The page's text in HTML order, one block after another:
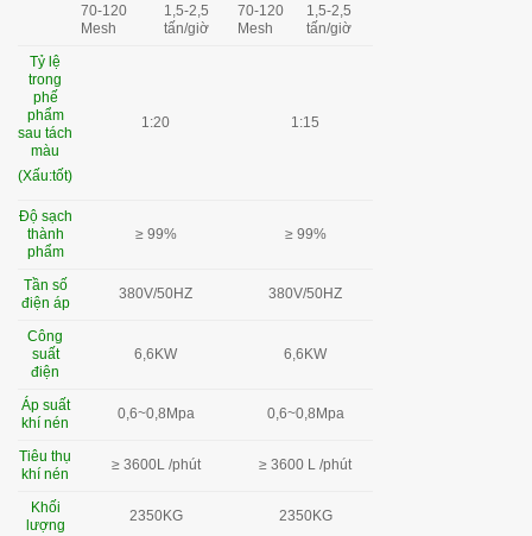
70-120
Mesh
1,5-2,5
tấn/giờ
70-120
Mesh
1,5-2,5
tấn/giờ
Tỷ lệ
trong
phế
phẩm
sau tách
màu
(Xấu:tốt)
1:20 1:15
Độ sạch
thành
phẩm
≥ 99% ≥ 99%
Tần số
điện áp
380V/50HZ 380V/50HZ
Công
suất
điện
6,6KW 6,6KW
Áp suất
khí nén
0,6~0,8Mpa 0,6~0,8Mpa
Tiêu thụ
khí nén
≥ 3600L /phút ≥ 3600 L /phút
Khối
lượng
2350KG 2350KG